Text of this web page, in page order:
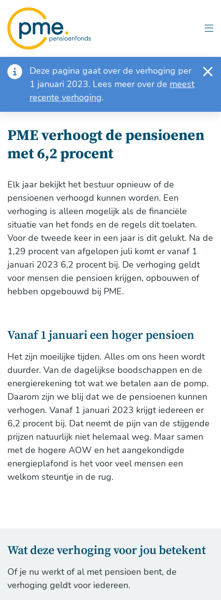
naar
inhoud
gaan
Notificatie
Deze pagina gaat over de verhoging per
1 januari 2023. Lees meer over de meest
recente verhoging.
PME verhoogt de pensioenen
met 6,2 procent
Elk jaar bekijkt het bestuur opnieuw of de
pensioenen verhoogd kunnen worden. Een
verhoging is alleen mogelijk als de financiële
situatie van het fonds en de regels dit toelaten.
Voor de tweede keer in een jaar is dit gelukt. Na de
1,29 procent van afgelopen juli komt er vanaf 1
januari 2023 6,2 procent bij. De verhoging geldt
voor mensen die pensioen krijgen, opbouwen of
hebben opgebouwd bij PME.
Vanaf 1 januari een hoger pensioen
Het zijn moeilijke tijden. Alles om ons heen wordt
duurder. Van de dagelijkse boodschappen en de
energierekening tot wat we betalen aan de pomp.
Daarom zijn we blij dat we de pensioenen kunnen
verhogen. Vanaf 1 januari 2023 krijgt iedereen er
6,2 procent bij. Dat neemt de pijn van de stijgende
prijzen natuurlijk niet helemaal weg. Maar samen
met de hogere AOW en het aangekondigde
energieplafond is het voor veel mensen een
welkom steuntje in de rug.
Wat deze verhoging voor jou betekent
Of je nu werkt of al met pensioen bent, de
verhoging geldt voor iedereen.